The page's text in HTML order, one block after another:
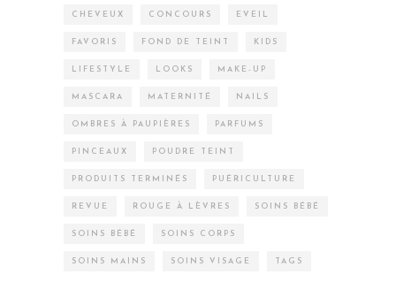
CHEVEUX CONCOURS EVEIL
FAVORIS FOND DE TEINT KIDS
LIFESTYLE LOOKS MAKE-UP
MASCARA MATERNITÉ NAILS
OMBRES À PAUPIÈRES PARFUMS
PINCEAUX POUDRE TEINT
PRODUITS TERMINÉS PUÉRICULTURE
REVUE ROUGE À LÈVRES SOINS BÉBÉ
SOINS BÉBÉ SOINS CORPS
SOINS MAINS SOINS VISAGE TAGS